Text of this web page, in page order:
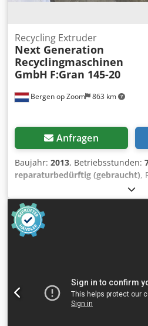
Bergen op Zoom 863 km
Recycling Extruder
Next Generation
Recyclingmaschinen
GmbH F:Gran 145-20
Anfragen
Baujahr: 2013, Betriebsstunden:
reparaturbedürftig (gebraucht),
eingeschränkt funktionsfähig,
Maschinen-/Fahrzeugnummer:
einen Recyclingextruder mit
Material (Flakes, Pellets etc.). Das
Schaltkasten und doppelten
den Hauptmotor wurde vor 3
ersetzt. Installierte Leistung ca.:
ca.: 190 l/min